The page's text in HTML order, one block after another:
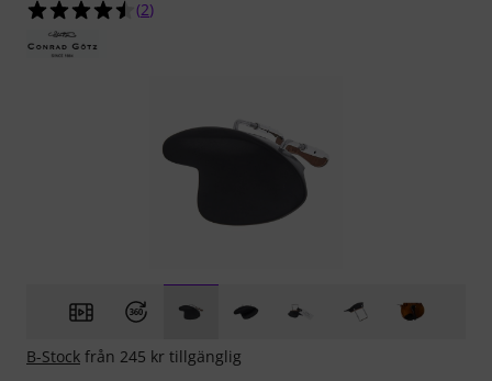
4.5 av 5 stjärnor från 2 kundbetyg
(2)
B-Stock från 245 kr tillgänglig